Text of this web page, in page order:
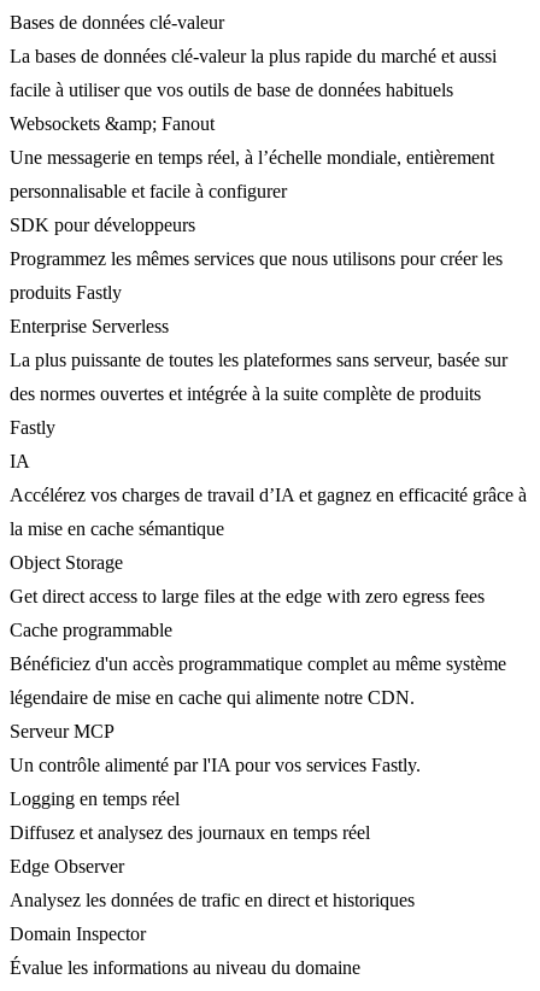
Bases de données clé-valeur
La bases de données clé-valeur la plus rapide du marché et aussi
facile à utiliser que vos outils de base de données habituels
Websockets &amp; Fanout
Une messagerie en temps réel, à l’échelle mondiale, entièrement
personnalisable et facile à configurer
SDK pour développeurs
Programmez les mêmes services que nous utilisons pour créer les
produits Fastly
Enterprise Serverless
La plus puissante de toutes les plateformes sans serveur, basée sur
des normes ouvertes et intégrée à la suite complète de produits
Fastly
IA
Accélérez vos charges de travail d’IA et gagnez en efficacité grâce à
la mise en cache sémantique
Object Storage
Get direct access to large files at the edge with zero egress fees
Cache programmable
Bénéficiez d'un accès programmatique complet au même système
légendaire de mise en cache qui alimente notre CDN.
Serveur MCP
Un contrôle alimenté par l'IA pour vos services Fastly.
Logging en temps réel
Diffusez et analysez des journaux en temps réel
Edge Observer
Analysez les données de trafic en direct et historiques
Domain Inspector
Évalue les informations au niveau du domaine